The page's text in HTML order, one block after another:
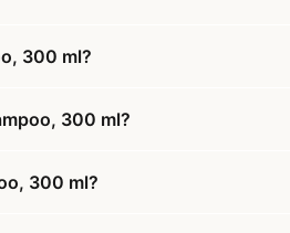
300 ml?
300 ml?
300 ml?